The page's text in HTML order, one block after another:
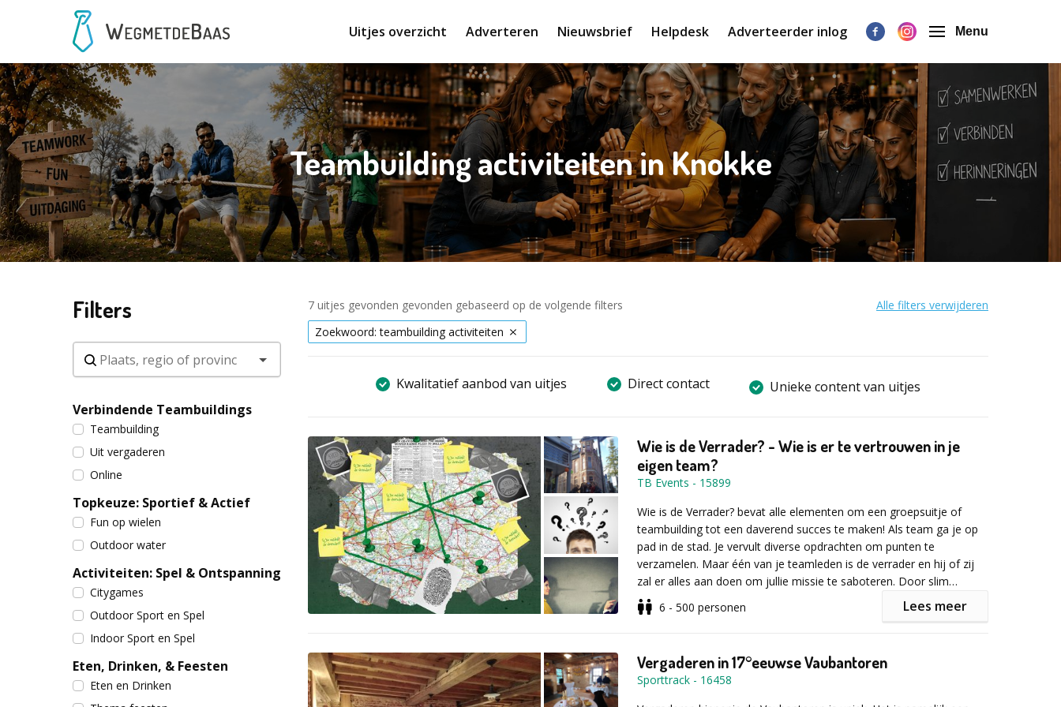
Uitjes overzicht Adverteren Nieuwsbrief Helpdesk Adverteerder inlog Menu
Teambuilding activiteiten in Knokke
Filters
Verbindende Teambuildings
Teambuilding
Uit vergaderen
Online
Topkeuze: Sportief & Actief
Fun op wielen
Outdoor water
Activiteiten: Spel & Ontspanning
Citygames
Outdoor Sport en Spel
Indoor Sport en Spel
Eten, Drinken, & Feesten
Eten en Drinken
7 uitjes gevonden gevonden gebaseerd op de volgende filters
Alle filters verwijderen
Zoekwoord: teambuilding activiteiten
Kwalitatief aanbod van uitjes Direct contact Unieke content van uitjes
Wie is de Verrader? - Wie is er te vertrouwen in je
eigen team?
TB Events - 15899
Wie is de Verrader? bevat alle elementen om een groepsuitje of
teambuilding tot een daverend succes te maken! Als team ga je op
pad in de stad. Je vervult diverse opdrachten om punten te
verzamelen. Maar één van je teamleden is de verrader en hij of zij
zal er alles aan doen om jullie missie te saboteren. Door slim
samenspel en een gezonde teamspirit ben je in staat om de
verrader te ontmaskeren. Maar wie kun je vertrouwen?
midden. De opdrachten zijn spectaculair, angstaanjagend of
ontroerend, maar altijd intrigerend. Nodig zijn: inventiviteit,
stressbestendigheid, intelligentie, inzicht, lef en bovenal
het tabblad andere activiteiten van dit bedrijf voor
directeur is ontvoerd, Escape room op locatie, Escape in the
city, Virtual reality, en nog veel meer….
6 - 500 personen Lees meer
Vergaderen in 17°eeuwse Vaubantoren
Sporttrack - 16458